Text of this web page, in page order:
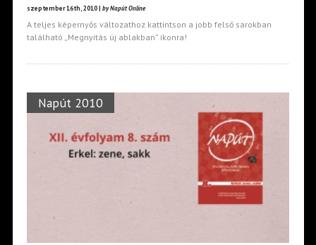
szeptember 16th, 2010 | by Napút Online
A teljes képernyős változathoz kattintson a jobb felső sarokban
található „Megnyitás új ablakban” ikonra!
Napút 2010